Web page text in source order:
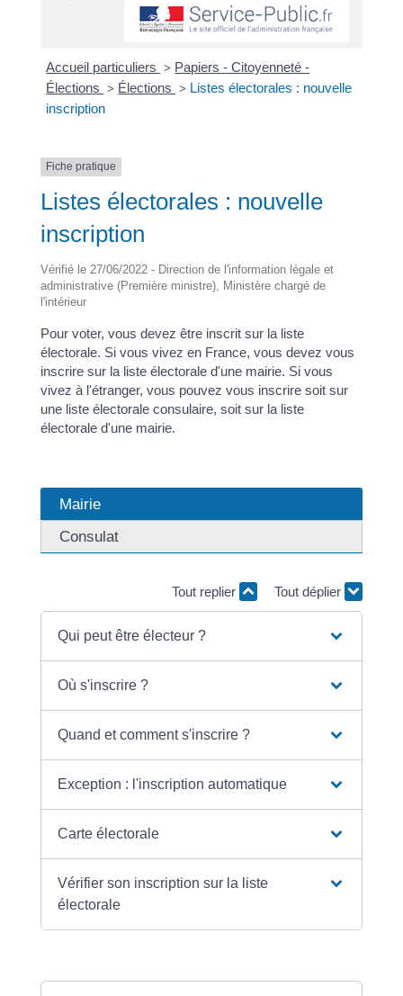
Accueil particuliers > Papiers - Citoyenneté -
Élections > Élections > Listes électorales : nouvelle
inscription
Fiche pratique
Listes électorales : nouvelle
inscription
Vérifié le 27/06/2022 - Direction de l'information légale et
administrative (Première ministre), Ministère chargé de
l'intérieur
Pour voter, vous devez être inscrit sur la liste
électorale. Si vous vivez en France, vous devez vous
inscrire sur la liste électorale d'une mairie. Si vous
vivez à l'étranger, vous pouvez vous inscrire soit sur
une liste électorale consulaire, soit sur la liste
électorale d'une mairie.
Mairie
Consulat
Tout replier Tout déplier
Qui peut être électeur ?
Où s'inscrire ?
Quand et comment s'inscrire ?
Exception : l'inscription automatique
Carte électorale
Vérifier son inscription sur la liste
électorale